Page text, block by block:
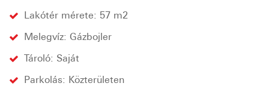
Lakótér mérete: 57 m2
Melegvíz: Gázbojler
Tároló: Saját
Parkolás: Közterületen